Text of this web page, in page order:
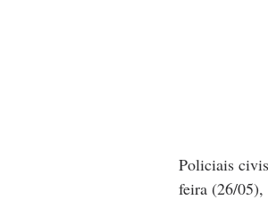
Policiais
feira (26/05),